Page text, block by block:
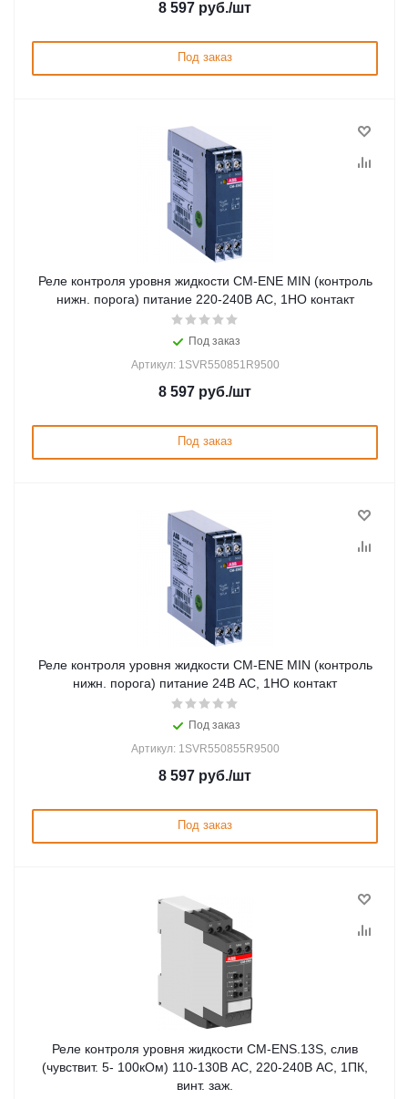
8 597 руб./шт
Под заказ
Реле контроля уровня жидкости CM-ENE MIN (контроль
нижн. порога) питание 220-240В АС, 1НО контакт
Под заказ
Артикул: 1SVR550851R9500
8 597 руб./шт
Под заказ
Реле контроля уровня жидкости CM-ENE MIN (контроль
нижн. порога) питание 24В АС, 1НО контакт
Под заказ
Артикул: 1SVR550855R9500
8 597 руб./шт
Под заказ
Реле контроля уровня жидкости CM-ENS.13S, слив
(чувствит. 5- 100кОм) 110-130В АС, 220-240В АС, 1ПК,
винт. заж.